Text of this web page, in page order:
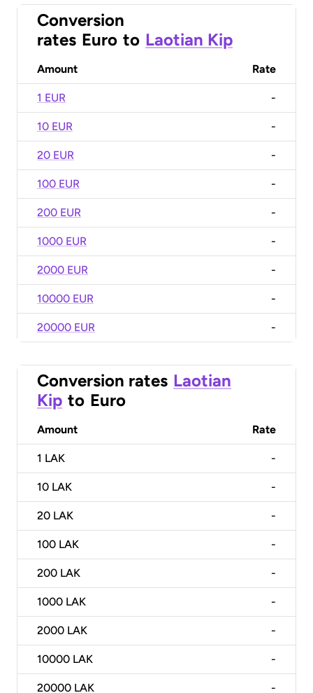
Conversion
rates Euro to Laotian Kip
Amount Rate
1 EUR -
10 EUR -
20 EUR -
100 EUR -
200 EUR -
1000 EUR -
2000 EUR -
10000 EUR -
20000 EUR -
Conversion rates Laotian
Kip to Euro
Amount Rate
1 LAK -
10 LAK -
20 LAK -
100 LAK -
200 LAK -
1000 LAK -
2000 LAK -
10000 LAK -
20000 LAK -